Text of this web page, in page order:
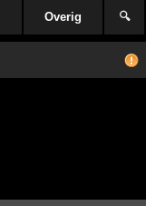
Overig 🔍